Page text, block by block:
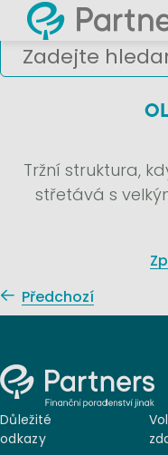
Tržní struktura,
střetává s
Předchozí
Důležité
odkazy